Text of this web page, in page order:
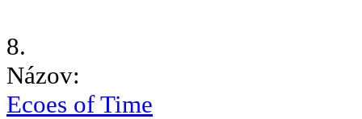
8.
Názov:
Ecoes of Time